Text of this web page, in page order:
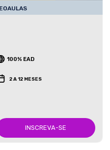
100% EAD
2 A 12 MESES
INSCREVA-SE